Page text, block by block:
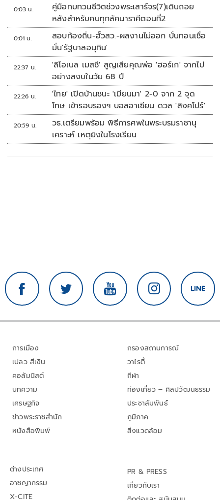
0:03 น.
คู่มือทบทวนชีวิตช่วงพระเสาร์จร(7)เดินถอย
หลังสำหรับคนทุกลัคนาราศีตอนที่2
0:01 น.
สอบท้องถิ่น-ฮั้วสว.-ผลงานไม่ออก บั่นทอนเชื่อ
มั่น'รัฐบาลอนุทิน'
22:37 น.
'ลิโอเนล เมสซี' สูญเสียคุณพ่อ 'ฮอร์เก' จากไป
อย่างสงบในวัย 68 ปี
22:26 น.
'ไทย' เปิดบ้านชนะ 'เมียนมา' 2-0 จาก 2 จุด
โทษ เข้ารอบรองฯ บอลอาเซียน ดวล 'สิงคโปร์'
20:59 น.
วธ.เตรียมพร้อม พิธีการศพในพระบรมราชานุ
เคราะห์ เหตุยิงในโรงเรียน
การเมือง
เปลว สีเงิน
คอลัมนิสต์
บทความ
เศรษฐกิจ
ข่าวพระราชสำนัก
หนังสือพิมพ์
กรองสถานการณ์
วาไรตี้
กีฬา
ท่องเที่ยว – ศิลปวัฒนธรรม
ประชาสัมพันธ์
ภูมิภาค
สิ่งแวดล้อม
ต่างประเทศ
อาชญากรรม
X-CITE
PR & PRESS
เกี่ยวกับเรา